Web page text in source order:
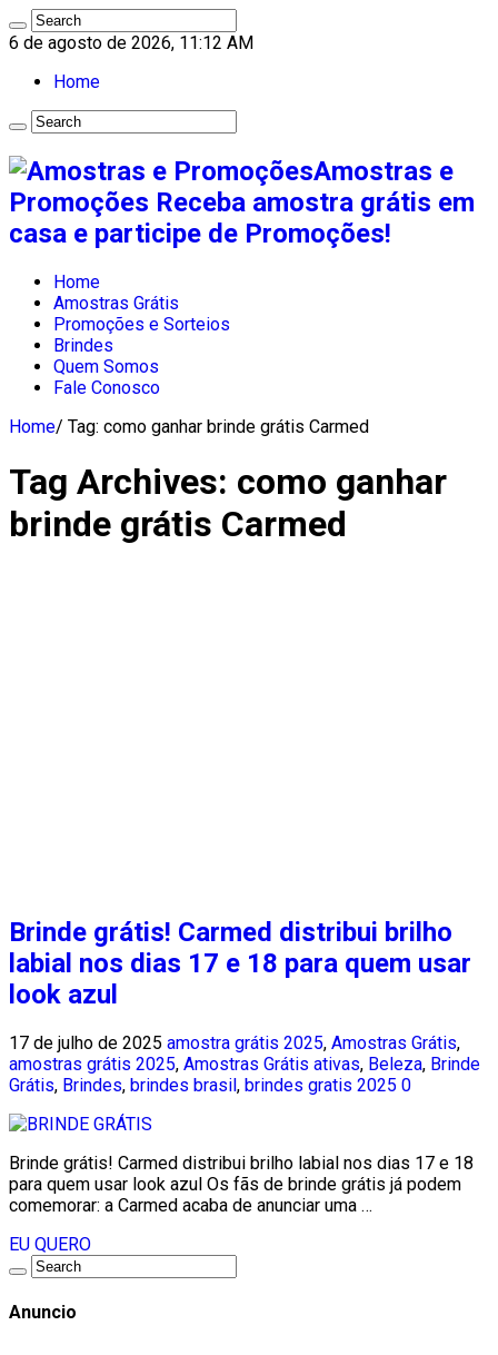
6 de agosto de 2026, 11:12 AM
Home
Amostras e
Promoções Receba amostra grátis em
casa e participe de Promoções!
Home
Amostras Grátis
Promoções e Sorteios
Brindes
Quem Somos
Fale Conosco
Home/ Tag: como ganhar brinde grátis Carmed
Tag Archives: como ganhar
brinde grátis Carmed
Brinde grátis! Carmed distribui brilho
labial nos dias 17 e 18 para quem usar
look azul
17 de julho de 2025 amostra grátis 2025, Amostras Grátis,
amostras grátis 2025, Amostras Grátis ativas, Beleza, Brinde
Grátis, Brindes, brindes brasil, brindes gratis 2025 0
Brinde grátis! Carmed distribui brilho labial nos dias 17 e 18
para quem usar look azul Os fãs de brinde grátis já podem
comemorar: a Carmed acaba de anunciar uma …
EU QUERO
Anuncio